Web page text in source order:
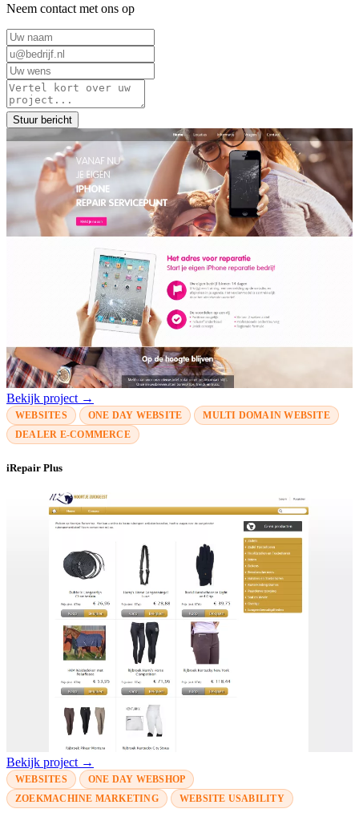
Neem contact met ons op
Stuur bericht
Bekijk project →
WEBSITES ONE DAY WEBSITE
MULTI DOMAIN WEBSITE
DEALER E-COMMERCE
iRepair Plus
Bekijk project →
WEBSITES
ONE DAY WEBSHOP
ZOEKMACHINE MARKETING
WEBSITE USABILITY